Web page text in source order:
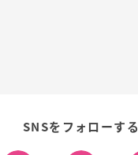
SNSをフォローする